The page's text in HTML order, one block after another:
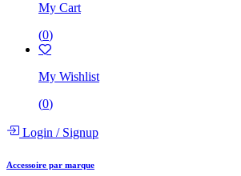
My Cart
(0)
My Wishlist
(0)
Login /Signup
Accessoire par marque